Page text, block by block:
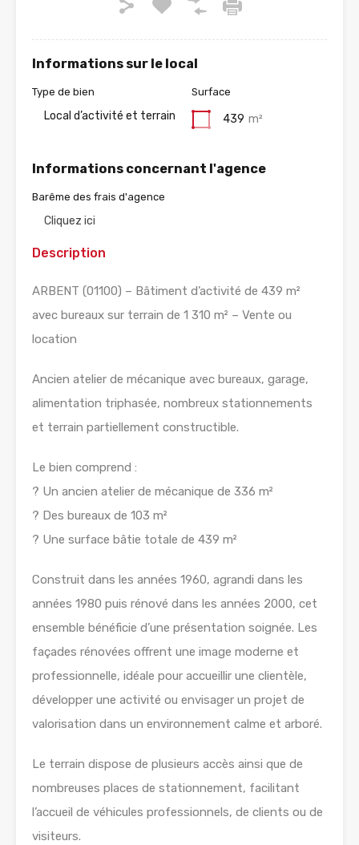
Informations sur le local
Type de bien
Local d’activité et terrain
Surface
439 m²
Informations concernant l'agence
Barême des frais d'agence
Cliquez ici
Description
ARBENT (01100) – Bâtiment d’activité de 439 m²
avec bureaux sur terrain de 1 310 m² – Vente ou
location
Ancien atelier de mécanique avec bureaux, garage,
alimentation triphasée, nombreux stationnements
et terrain partiellement constructible.
Le bien comprend :
? Un ancien atelier de mécanique de 336 m²
? Des bureaux de 103 m²
? Une surface bâtie totale de 439 m²
Construit dans les années 1960, agrandi dans les
années 1980 puis rénové dans les années 2000, cet
ensemble bénéficie d’une présentation soignée. Les
façades rénovées offrent une image moderne et
professionnelle, idéale pour accueillir une clientèle,
développer une activité ou envisager un projet de
valorisation dans un environnement calme et arboré.
Le terrain dispose de plusieurs accès ainsi que de
nombreuses places de stationnement, facilitant
l’accueil de véhicules professionnels, de clients ou de
visiteurs.